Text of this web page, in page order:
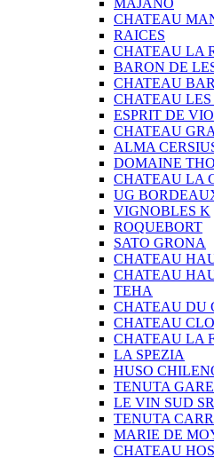
MAJANO
CHATEAU
RAICES
CHATEAU LA
BARON DE
CHATEAU
CHATEAU
ESPRIT DE
CHATEAU
ALMA
DOMAINE
CHATEAU LA
UG
VIGNOBLES K
ROQUEBORT
SATO GRONA
CHATEAU
CHATEAU
TEHA
CHATEAU DU
CHATEAU
CHATEAU LA
LA SPEZIA
HUSO
TENUTA
LE VIN SUD
TENUTA
MARIE DE
CHATEAU